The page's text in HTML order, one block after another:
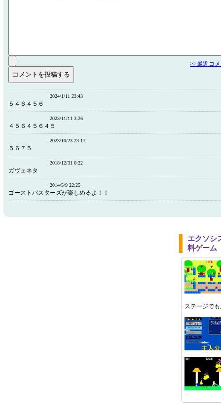
>>最近コ
2024/1/11 23:43
５４６４５６
2023/11/11 3:26
４５６４５６４５
2023/10/23 23:17
５６７５
2018/12/31 0:22
ガヴェネタ
2014/5/9 22:25
ゴーストバスターズが楽しめるよ！！
エクソシ
料ゲーム
ステージで